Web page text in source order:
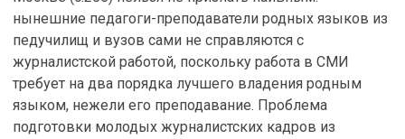
нынешние педагоги-преподаватели родных языков из
педучилищ и вузов сами не справляются с
журналистской работой, поскольку работа в СМИ
требует на два порядка лучшего владения родным
языком, нежели его преподавание. Проблема
подготовки молодых журналистских кадров из